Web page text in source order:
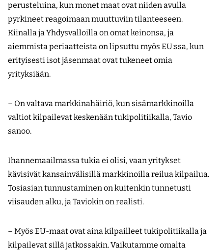
perusteluina, kun monet maat ovat niiden avulla
pyrkineet reagoimaan muuttuviin tilanteeseen.
Kiinalla ja Yhdysvalloilla on omat keinonsa, ja
aiemmista periaatteista on lipsuttu myös EU:ssa, kun
erityisesti isot jäsenmaat ovat tukeneet omia
yrityksiään.
– On valtava markkinahäiriö, kun sisämarkkinoilla
valtiot kilpailevat keskenään tukipolitiikalla, Tavio
sanoo.
Ihannemaailmassa tukia ei olisi, vaan yritykset
kävisivät kansainvälisillä markkinoilla reilua kilpailua.
Tosiasian tunnustaminen on kuitenkin tunnetusti
viisauden alku, ja Taviokin on realisti.
– Myös EU-maat ovat aina kilpailleet tukipolitiikalla ja
kilpailevat sillä jatkossakin. Vaikutamme omalta